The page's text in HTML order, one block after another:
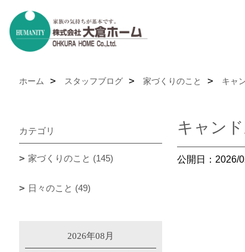
ホーム スタッフブログ 家づくりのこと キャ
キャン
公開日：2026/
カテゴリ
家づくりのこと (145)
日々のこと (49)
2026年08月